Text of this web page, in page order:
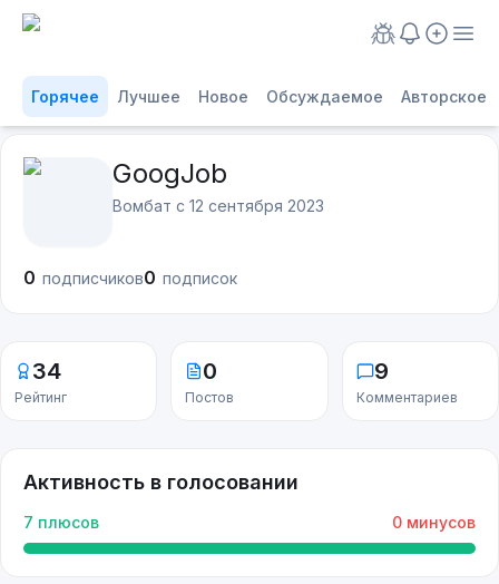
Горячее Лучшее Новое Обсуждаемое Авторское
GoogJob
Вомбат с 12 сентября 2023
0 подписчиков0 подписок
34
Рейтинг
0
Постов
9
Комментариев
Активность в голосовании
7 плюсов 0 минусов